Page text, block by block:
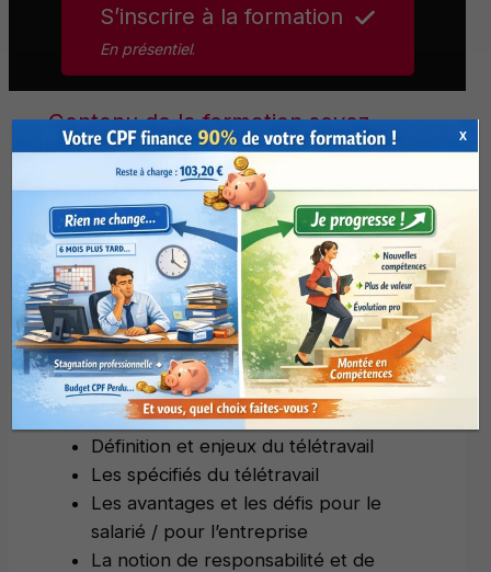
S’inscrire à la formation
En présentiel.
Contenu de la formation soyez
efficace en télétravail – Techniques
et astuces
non contractuel, pouvant être modifié sans
préavis pour raison d’évolution et
d’adaptation
Qu’est ce que le télétravail ?
Définition et enjeux du télétravail
Les spécifiés du télétravail
Les avantages et les défis pour le
salarié / pour l’entreprise
La notion de responsabilité et de
X